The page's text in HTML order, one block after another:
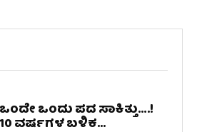
ಒಂದೇ ಒಂದು ಪದ ಸಾಕಿತ್ತು….!
10 ವರ್ಷಗಳ ಬಳಿಕ...